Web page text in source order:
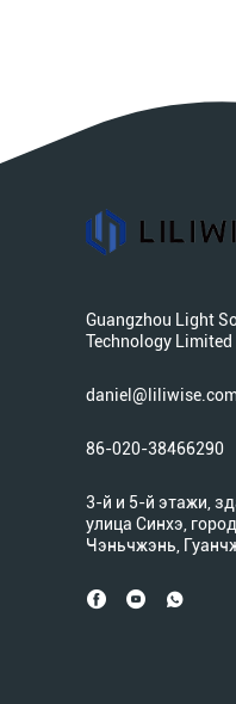
Guangzhou Light
Technology Limited
86-020-38466290
3-й и 5-й этажи,
улица Синхэ,
Чэньчжэнь,